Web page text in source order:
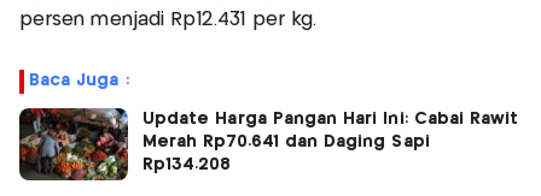
persen menjadi Rp12.431 per kg.
Baca Juga :
Update Harga Pangan Hari Ini: Cabai Rawit
Merah Rp70.641 dan Daging Sapi
Rp134.208